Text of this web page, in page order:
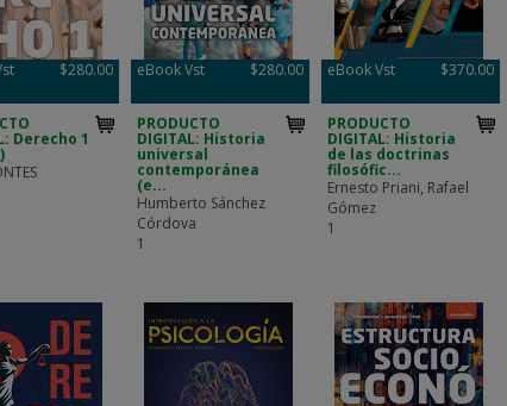
$280.00
Derecho 1
eBook Vst $280.00
PRODUCTO
DIGITAL: Historia
universal
contemporánea
(e...
Humberto Sánchez
Córdova
1
eBook Vst $370.00
PRODUCTO
DIGITAL: Historia
de las doctrinas
filosófic...
Ernesto Priani, Rafael
Gómez
1